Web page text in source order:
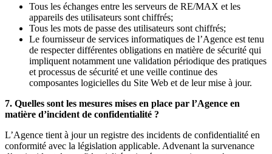
Tous les échanges entre les serveurs de RE/MAX et les
appareils des utilisateurs sont chiffrés;
Tous les mots de passe des utilisateurs sont chiffrés;
Le fournisseur de services informatiques de l’Agence est tenu
de respecter différentes obligations en matière de sécurité qui
impliquent notamment une validation périodique des pratiques
et processus de sécurité et une veille continue des
composantes logicielles du Site Web et de leur mise à jour.
7. Quelles sont les mesures mises en place par l’Agence en
matière d’incident de confidentialité ?
L’Agence tient à jour un registre des incidents de confidentialité en
conformité avec la législation applicable. Advenant la survenance